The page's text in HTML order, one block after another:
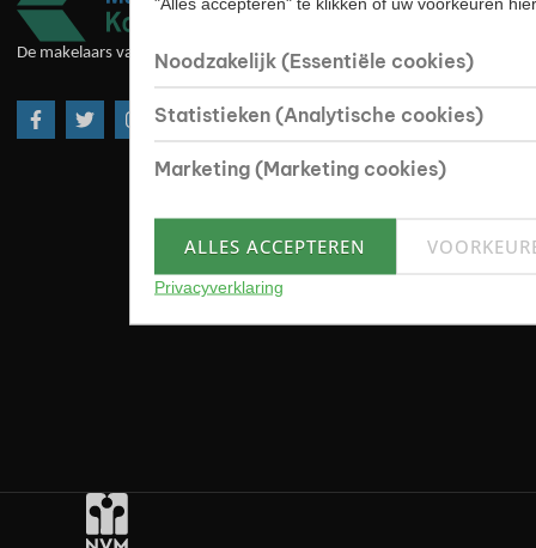
De makelaars van goede huizeNoodzakelijk (Essentiële cookies)
Statistieken (Analytische cookies)
Marketing (Marketing cookies)
ALLES ACCEPTEREN
Privacyverklaring